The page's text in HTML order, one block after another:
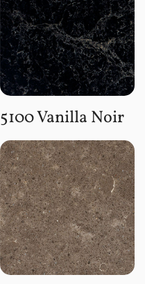
5100 Vanilla Noir